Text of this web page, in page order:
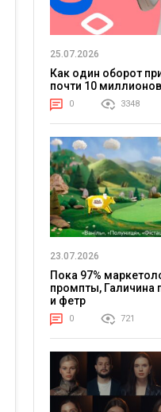
25.07.2026
Как один оборот
почти 10
0 3348
23.07.2026
Пока 97%
промпты, Галичина
и фетр
0 721